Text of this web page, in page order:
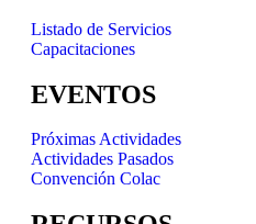
Listado de Servicios
Capacitaciones
EVENTOS
Próximas Actividades
Actividades Pasados
Convención Colac